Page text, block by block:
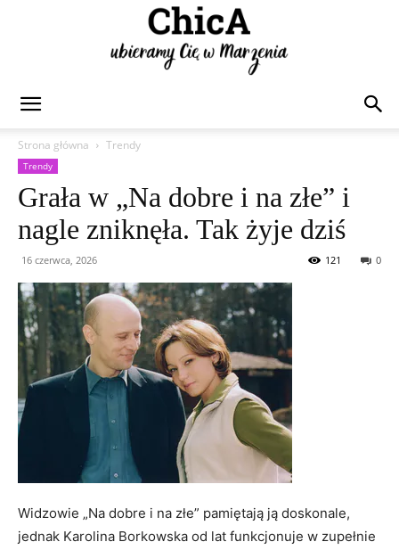
Strona główna
Trendy
Trendy
Grała w „Na dobre i na złe” i
nagle zniknęła. Tak żyje dziś
16 czerwca, 2026 0
121
Widzowie „Na dobre i na złe” pamiętają ją doskonale,
jednak Karolina Borkowska od lat funkcjonuje w zupełnie